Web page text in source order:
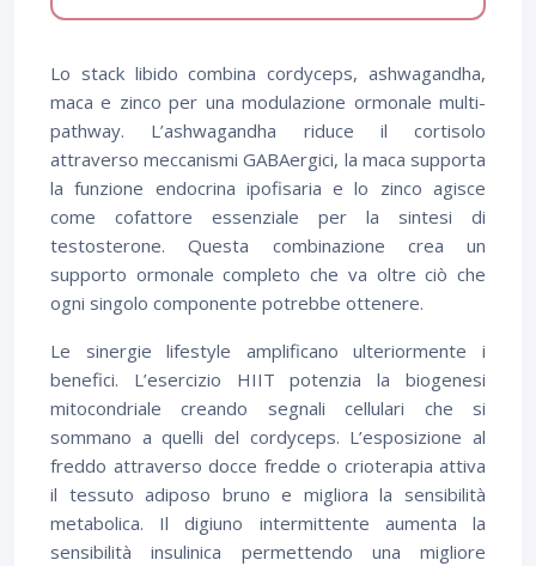
Lo stack libido combina cordyceps, ashwagandha,
maca e zinco per una modulazione ormonale multi-
pathway. L’ashwagandha riduce il cortisolo
attraverso meccanismi GABAergici, la maca supporta
la funzione endocrina ipofisaria e lo zinco agisce
come cofattore essenziale per la sintesi di
testosterone. Questa combinazione crea un
supporto ormonale completo che va oltre ciò che
ogni singolo componente potrebbe ottenere.
Le sinergie lifestyle amplificano ulteriormente i
benefici. L’esercizio HIIT potenzia la biogenesi
mitocondriale creando segnali cellulari che si
sommano a quelli del cordyceps. L’esposizione al
freddo attraverso docce fredde o crioterapia attiva
il tessuto adiposo bruno e migliora la sensibilità
metabolica. Il digiuno intermittente aumenta la
sensibilità insulinica permettendo una migliore